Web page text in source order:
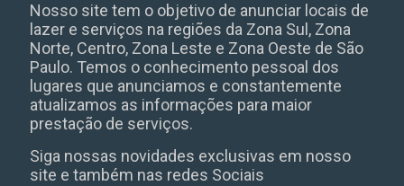
Nosso site tem o objetivo de anunciar locais de
lazer e serviços na regiões da Zona Sul, Zona
Norte, Centro, Zona Leste e Zona Oeste de São
Paulo. Temos o conhecimento pessoal dos
lugares que anunciamos e constantemente
atualizamos as informações para maior
prestação de serviços.
Siga nossas novidades exclusivas em nosso
site e também nas redes Sociais